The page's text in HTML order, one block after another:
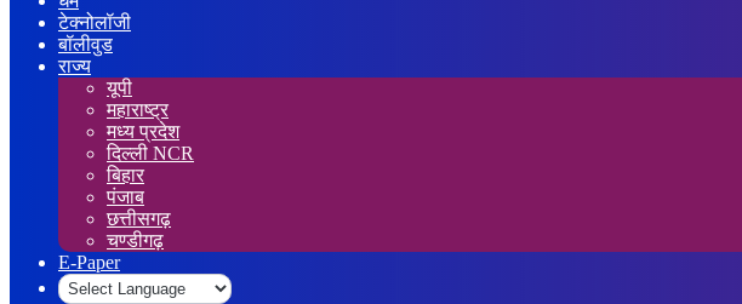
टेक्नोलॉजी
बॉलीवुड
राज्य
यूपी
महाराष्ट्र
मध्य प्रदेश
दिल्ली NCR
बिहार
पंजाब
छत्तीसगढ़
चण्डीगढ़
E-Paper